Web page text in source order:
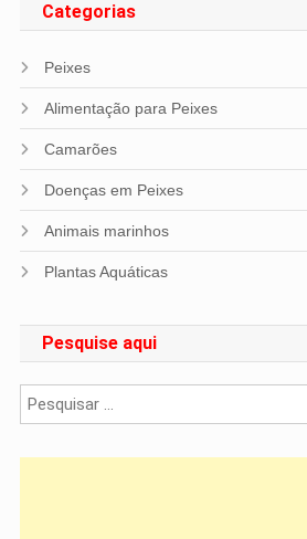
Categorias
Peixes
Alimentação para Peixes
Camarões
Doenças em Peixes
Animais marinhos
Plantas Aquáticas
Pesquise aqui